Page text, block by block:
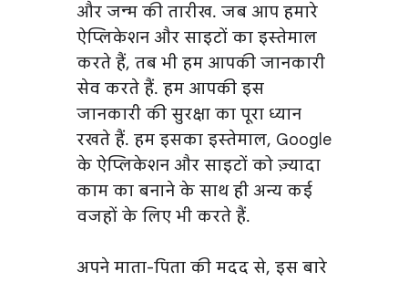
और जन्म की तारीख. जब आप हमारे
ऐप्लिकेशन और साइटों का इस्तेमाल
करते हैं, तब भी हम आपकी जानकारी
सेव करते हैं. हम आपकी इस
जानकारी की सुरक्षा का पूरा ध्यान
रखते हैं. हम इसका इस्तेमाल, Google
के ऐप्लिकेशन और साइटों को ज़्यादा
काम का बनाने के साथ ही अन्य कई
वजहों के लिए भी करते हैं.
अपने माता-पिता की मदद से, इस बारे